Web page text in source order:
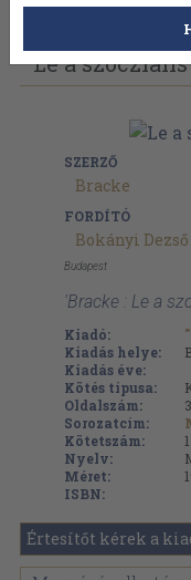
Vissza az előző
Le a
SZERZŐ
Bracke
FORDÍTÓ
Bokányi Dezső
Budapest
'Bracke : Le a
Kiadó:
Kiadás helye:
Kiadás éve:
Kötés típusa:
Oldalszám:
Sorozatcím:
Kötetszám:
1
Nyelv:
Méret:
ISBN:
Értesítőt kérek a